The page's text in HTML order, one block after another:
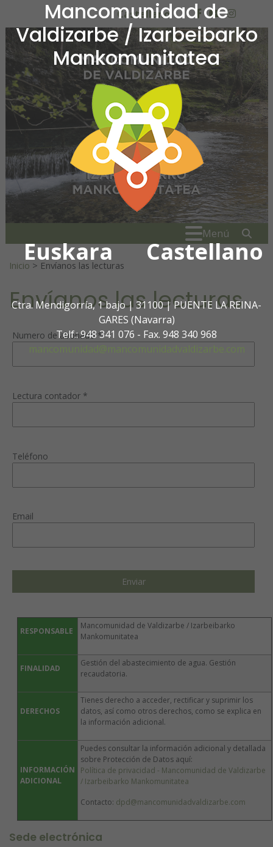
Mancomunidad de
Valdizarbe / Izarbeibarko
Mankomunitatea
Euskara Castellano
Ctra. Mendigorría, 1 bajo | 31100 | PUENTE LA REINA-
GARES (Navarra)
Telf.: 948 341 076 - Fax. 948 340 968
mancomunidad@mancomunidadvaldizarbe.com
Ir al contenido
Castellano facebook
youtube
Mancomunidad de
Menú
Inicio > Envíanos las lecturas
Envíanos las lecturas
Numero de abonado *
Lectura contador *
Teléfono
Email
RESPONSABLE
Mancomunidad de Valdizarbe / Izarbeibarko
Mankomunitatea
FINALIDAD
Gestión del abastecimiento de agua. Gestión
recaudatoria.
DERECHOS
Tienes derecho a acceder, rectificar y suprimir los
datos, así como otros derechos, como se explica en
la información adicional.
INFORMACIÓN
ADICIONAL
Puedes consultar la información adicional y detallada
sobre Protección de Datos aquí:
Política de privacidad - Mancomunidad de Valdizarbe
/ Izarbeibarko Mankomunitatea
Contacto: dpd@mancomunidadvaldizarbe.com
Sede electrónica